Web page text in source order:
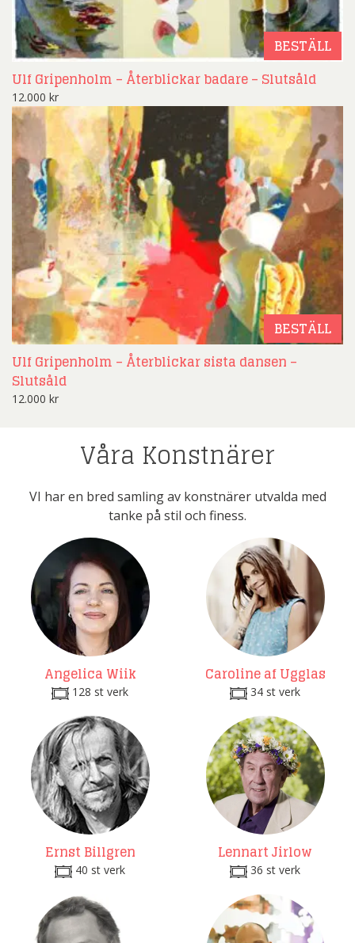
BESTÄLL
Ulf Gripenholm – Återblickar badare – Slutsåld
12.000 kr
BESTÄLL
Ulf Gripenholm – Återblickar sista dansen –
Slutsåld
12.000 kr
Våra Konstnärer
VI har en bred samling av konstnärer utvalda med
tanke på stil och finess.
Angelica Wiik
128 st verk
Caroline af Ugglas
34 st verk
Ernst Billgren
40 st verk
Lennart Jirlow
36 st verk